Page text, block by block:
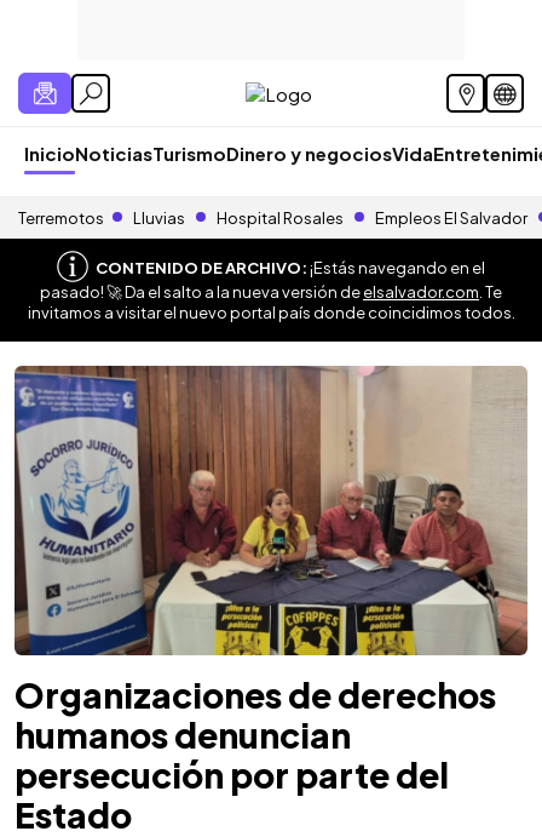
InicioNoticiasTurismoDinero y negociosVida
Terremotos Lluvias Hospital Rosales Empleos El Salvador
CONTENIDO DE ARCHIVO:¡Estás navegando en el
pasado! 🚀 Da el salto a la nueva versión deelsalvador.com . Te
invitamos a visitar el nuevo portal país donde coincidimos todos.
Organizaciones de derechos
humanos denuncian
persecución por parte del
Estado